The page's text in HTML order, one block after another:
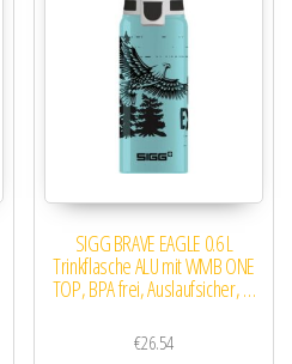
SIGG BRAVE EAGLE 0.6 L
Trinkflasche ALU mit WMB ONE
TOP, BPA frei, Auslaufsicher, …
€26.54